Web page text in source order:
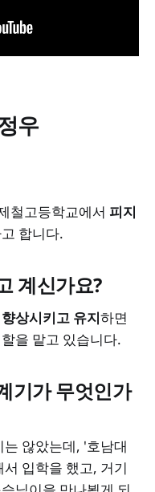
우
철고등학교에서 피지
합니다.
계신가요?
상시키고 유지하면
을 맡고 있습니다.
기가 무엇인가
않았는데, '호남대
입학을 했고, 거기